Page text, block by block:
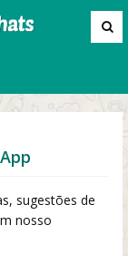
sugestões de
nosso